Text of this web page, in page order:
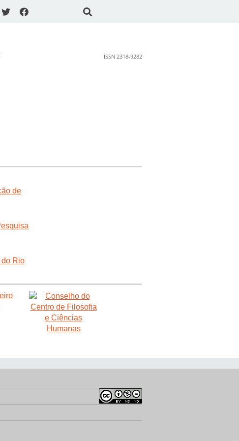
ISSN 2318-9282